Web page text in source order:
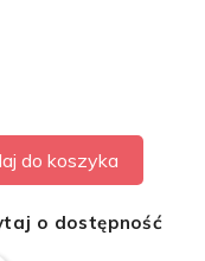
do koszyka
o dostępność